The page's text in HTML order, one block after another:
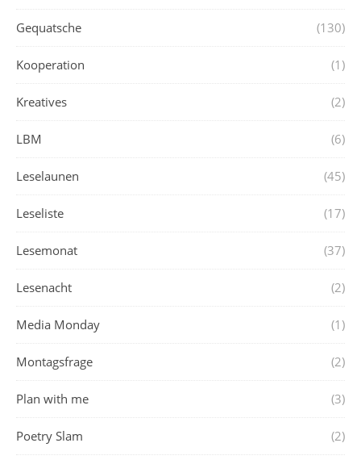
Gequatsche (130)
Kooperation (1)
Kreatives (2)
LBM (6)
Leselaunen (45)
Leseliste (17)
Lesemonat (37)
Lesenacht (2)
Media Monday (1)
Montagsfrage (2)
Plan with me (3)
Poetry Slam (2)